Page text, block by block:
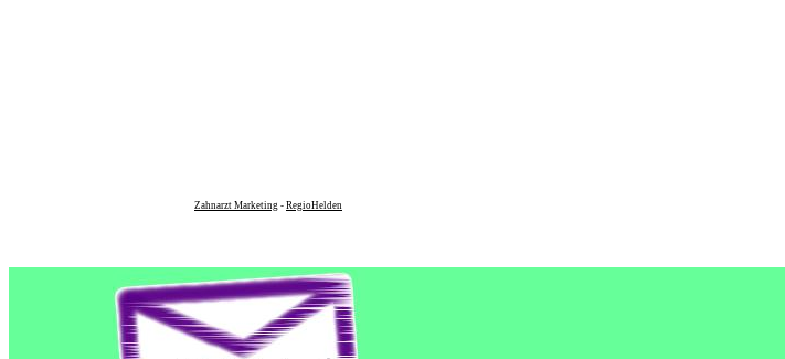
Zahnarzt Marketing - RegioHelden